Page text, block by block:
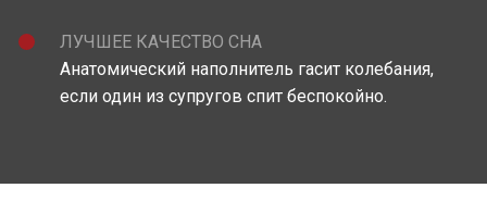
ЛУЧШЕЕ КАЧЕСТВО СНА
Анатомический наполнитель гасит колебания,
если один из супругов спит беспокойно.